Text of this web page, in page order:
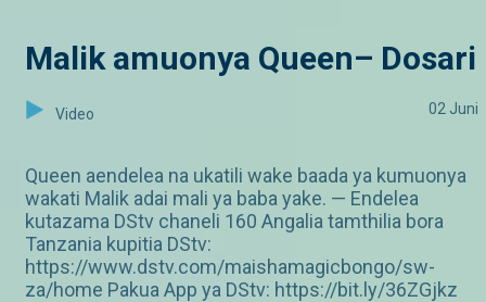
Malik amuonya Queen– Dosari
Video 02 Juni
Queen aendelea na ukatili wake baada ya kumuonya
wakati Malik adai mali ya baba yake. — Endelea
kutazama DStv chaneli 160 Angalia tamthilia bora
Tanzania kupitia DStv:
https://www.dstv.com/maishamagicbongo/sw-
za/home Pakua App ya DStv: https://bit.ly/36ZGjkz